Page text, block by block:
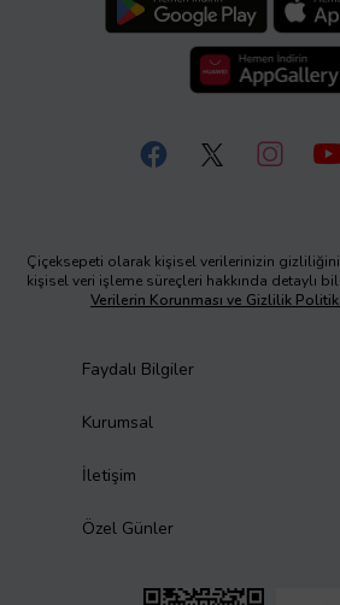
Çiçeksepeti olarak kişisel verilerinizin
kişisel veri işleme süreçleri hakkında detaylı
Verilerin Korunması ve Gizlilik
Faydalı Bilgiler
Kurumsal
İletişim
Özel Günler